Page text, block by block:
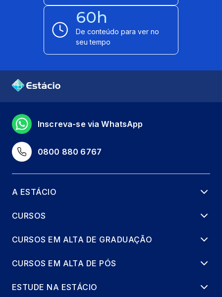
60h
De conteúdo para ver no
seu tempo
0800 880 6767
Inscreva-se via WhatsApp
A ESTÁCIO
CURSOS
CURSOS EM ALTA DE GRADUAÇÃO
CURSOS EM ALTA DE PÓS
ESTUDE NA ESTÁCIO